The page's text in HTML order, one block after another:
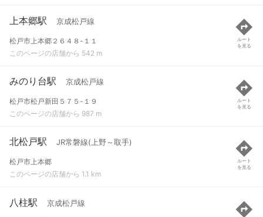
上本郷駅 京成松戸線
松戸市上本郷２６４８-１１
このページの店舗から 542 m
ルート
を見る
みのり台駅 京成松戸線
松戸市松戸新田５７５-１９
このページの店舗から 987 m
ルート
を見る
北松戸駅 JR常磐線(上野～取手)
松戸市上本郷
このページの店舗から 1.1 km
ルート
を見る
八柱駅 京成松戸線